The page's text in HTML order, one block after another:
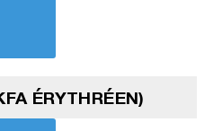
ÉRYTHRÉEN)